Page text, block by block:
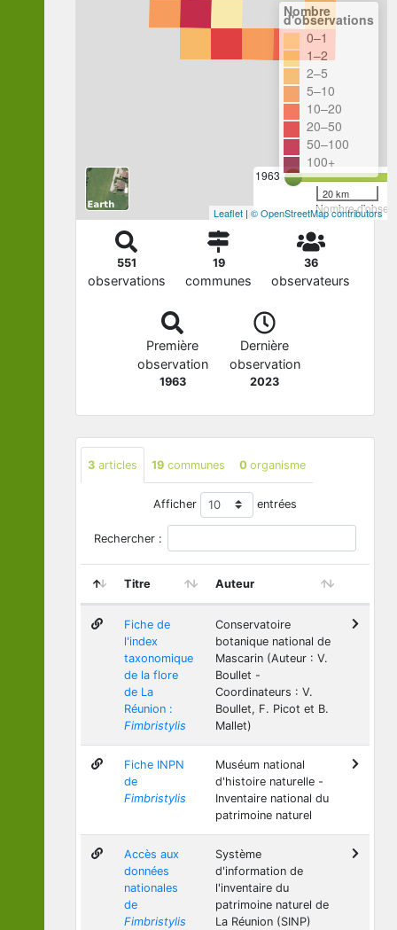
1963
Nombre
Nombre
d'observations
0–1
1–2
2–5
5–10
10–20
20–50
50–100
100+
20 km
Leaflet | © OpenStreetMap contributors
551
observations
19
communes
36
observateurs
Première
observation
1963
Dernière
observation
2023
3 articles 19 communes 0 organisme
Afficher entrées
Rechercher :
Titre Auteur
Fiche de
l'index
taxonomique
de la flore
de La
Réunion :
Fimbristylis
Conservatoire
botanique national de
Mascarin (Auteur : V.
Boullet -
Coordinateurs : V.
Boullet, F. Picot et B.
Mallet)
Fiche INPN
de
Fimbristylis
Muséum national
d'histoire naturelle -
Inventaire national du
patrimoine naturel
Accès aux
données
nationales
de
Fimbristylis
Système
d'information de
l'inventaire du
patrimoine naturel de
La Réunion (SINP)